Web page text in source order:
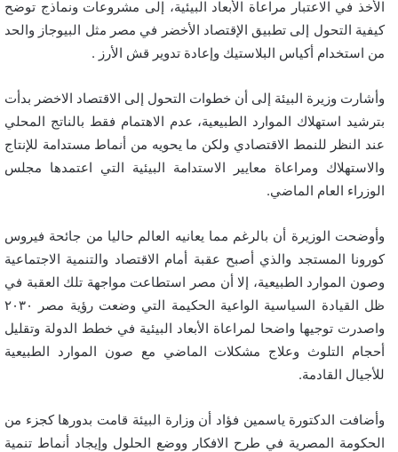
الأخذ في الاعتبار مراعاة الأبعاد البيئية، إلى مشروعات ونماذج توضح
كيفية التحول إلى تطبيق الإقتصاد الأخضر في مصر مثل البيوجاز والحد
من استخدام أكياس البلاستيك وإعادة تدوير قش الأرز .
وأشارت وزيرة البيئة إلى أن خطوات التحول إلى الاقتصاد الاخضر بدأت
بترشيد استهلاك الموارد الطبيعية، عدم الاهتمام فقط بالناتج المحلي
عند النظر للنمط الاقتصادي ولكن ما يحويه من أنماط مستدامة للإنتاج
والاستهلاك ومراعاة معايير الاستدامة البيئية التي اعتمدها مجلس
الوزراء العام الماضي.
وأوضحت الوزيرة أن بالرغم مما يعانيه العالم حاليا من جائحة فيروس
كورونا المستجد والذي أصبح عقبة أمام الاقتصاد والتنمية الاجتماعية
وصون الموارد الطبيعية، إلا أن مصر استطاعت مواجهة تلك العقبة في
ظل القيادة السياسية الواعية الحكيمة التي وضعت رؤية مصر ٢٠٣٠
واصدرت توجيها واضحا لمراعاة الأبعاد البيئية في خطط الدولة وتقليل
أحجام التلوث وعلاج مشكلات الماضي مع صون الموارد الطبيعية
للأجيال القادمة.
وأضافت الدكتورة ياسمين فؤاد أن وزارة البيئة قامت بدورها كجزء من
الحكومة المصرية في طرح الافكار ووضع الحلول وإيجاد أنماط تنمية